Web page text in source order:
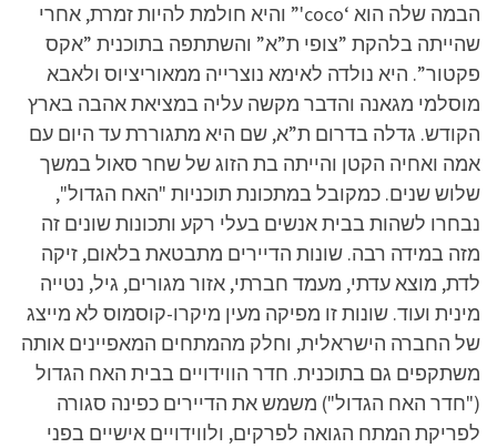
הבמה שלה הוא ‘coco'” והיא חולמת להיות זמרת, אחרי
שהייתה בלהקת ”צופי ת”א” והשתתפה בתוכנית ”אקס
פקטור”. היא נולדה לאימא נוצרייה ממאוריציוס ולאבא
מוסלמי מגאנה והדבר מקשה עליה במציאת אהבה בארץ
הקודש. גדלה בדרום ת”א, שם היא מתגוררת עד היום עם
אמה ואחיה הקטן והייתה בת הזוג של שחר סאול במשך
שלוש שנים. כמקובל במתכונת תוכניות "האח הגדול",
נבחרו לשהות בבית אנשים בעלי רקע ותכונות שונים זה
מזה במידה רבה. שונות הדיירים מתבטאת בלאום, זיקה
לדת, מוצא עדתי, מעמד חברתי, אזור מגורים, גיל, נטייה
מינית ועוד. שונות זו מפיקה מעין מיקרו-קוסמוס לא מייצג
של החברה הישראלית, וחלק מהמתחים המאפיינים אותה
משתקפים גם בתוכנית. חדר הווידויים בבית האח הגדול
("חדר האח הגדול") משמש את הדיירים כפינה סגורה
לפריקת המתח הגואה לפרקים, ולווידויים אישיים בפני